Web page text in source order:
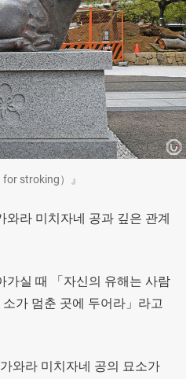
stroking）』
와라 미치자네 공과 깊은 관계
가실 때 「자신의 유해는 사람
가 멈춘 곳에 두어라」라고
와라 미치자네 공의 묘소가